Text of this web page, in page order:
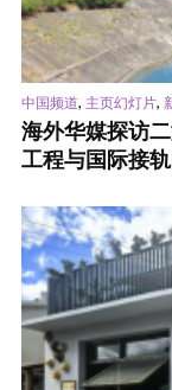
中国频道, 主页幻灯片,
海外华媒探访
工程与国际接